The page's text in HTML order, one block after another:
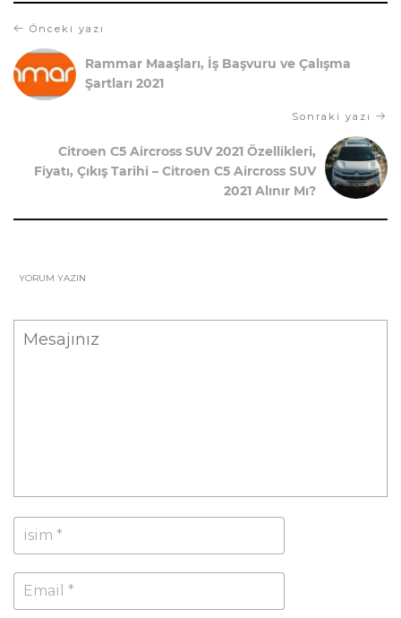
Önceki yazı
Rammar Maaşları, İş Başvuru ve Çalışma
Şartları 2021
Sonraki yazı
Citroen C5 Aircross SUV 2021 Özellikleri,
Fiyatı, Çıkış Tarihi – Citroen C5 Aircross SUV
2021 Alınır Mı?
YORUM YAZIN